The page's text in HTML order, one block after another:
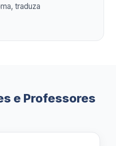
traduza
e Professores